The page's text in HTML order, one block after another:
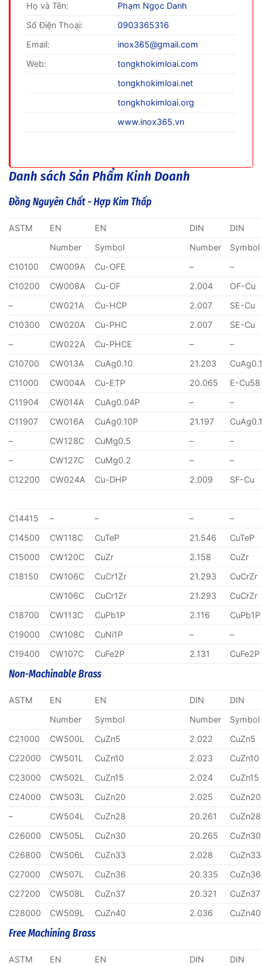
Họ và Tên:
Phạm Ngọc Danh
Số Điện Thoại:
0903365316
Email:
inox365@gmail.com
Web:
tongkhokimloai.com
tongkhokimloai.net
tongkhokimloai.org
www.inox365.vn
Danh sách Sản Phẩm Kinh Doanh
Đồng Nguyên Chất - Hợp Kim Thấp
ASTM EN EN DIN
DIN
Number
Symbol Number
Symbol
C10100
CW009A Cu-OFE –
–
C10200
CW008A Cu-OF 2.004
OF-Cu
–
CW021A Cu-HCP 2.007
SE-Cu
C10300
CW020A Cu-PHC 2.007
SE-Cu
–
CW022A Cu-PHCE –
–
C10700
CW013A CuAg0.10 21.203
C11000
CW004A Cu-ETP 20.065
E-Cu58
C11904
CW014A CuAg0.04P –
–
C11907
CW016A CuAg0.10P 21.197
–
CW128C CuMg0.5 –
–
–
CW127C CuMg0.2 –
–
C12200
CW024A Cu-DHP 2.009 SF-Cu
C14415 – – –
–
C14500
CW118C CuTeP 21.546
CuTeP
C15000
CW120C CuZr 2.158
CuZr
C18150
CW106C CuCr1Zr 21.293
CuCrZr
CW106C
CuCr1Zr 21.293
CuCrZr
C18700
CW113C CuPb1P 2.116
CuPb1P
C19000
CW108C CuNi1P –
–
C19400
CW107C CuFe2P 2.131 CuFe2P
Non-Machinable Brass
ASTM EN EN DIN
DIN
Number
Symbol Number
Symbol
C21000
CW500L CuZn5 2.022
CuZn5
C22000
CW501L CuZn10 2.023
CuZn10
C23000
CW502L CuZn15 2.024
CuZn15
C24000
CW503L CuZn20 2.025
CuZn20
–
CW504L CuZn28 20.261
CuZn28
C26000
CW505L CuZn30 20.265
CuZn30
C26800
CW506L CuZn33 2.028
CuZn33
C27000
CW507L CuZn36 20.335
CuZn36
C27200
CW508L CuZn37 20.321
CuZn37
C28000
CW509L CuZn40 2.036 CuZn40
Free Machining Brass
ASTM EN EN DIN DIN